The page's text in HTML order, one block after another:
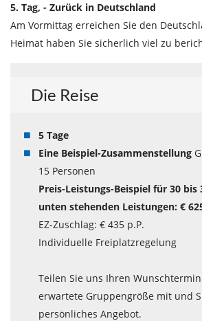
5. Tag, - Zurück in Deutschland
Am Vormittag erreichen Sie den
Heimat haben Sie sicherlich viel zu
Die Reise
5 Tage
Eine Beispiel-Zusammenstellung
15 Personen
Preis-Leistungs-Beispiel für 30
unten stehenden Leistungen: €
EZ-Zuschlag: € 435 p.P.
Individuelle Freiplatzregelung
Teilen Sie uns Ihren
erwartete Gruppengröße mit und
persönliches Angebot.